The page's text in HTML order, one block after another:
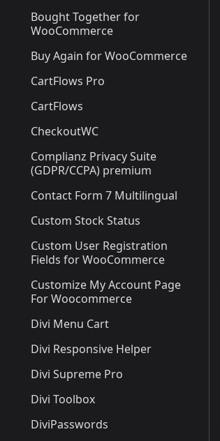
Bought Together for
WooCommerce
Buy Again for WooCommerce
CartFlows Pro
CartFlows
CheckoutWC
Complianz Privacy Suite
(GDPR/CCPA) premium
Contact Form 7 Multilingual
Custom Stock Status
Custom User Registration
Fields for WooCommerce
Customize My Account Page
For Woocommerce
Divi Menu Cart
Divi Responsive Helper
Divi Supreme Pro
Divi Toolbox
DiviPasswords